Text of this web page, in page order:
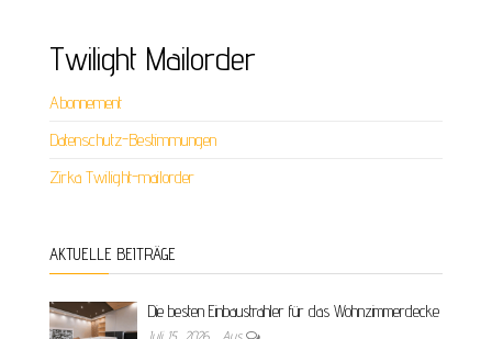
Twilight Mailorder
Abonnement
Datenschutz-Bestimmungen
Zirka Twilight-mailorder
AKTUELLE BEITRÄGE
Die besten Einbaustrahler für das Wohnzimmerdecke